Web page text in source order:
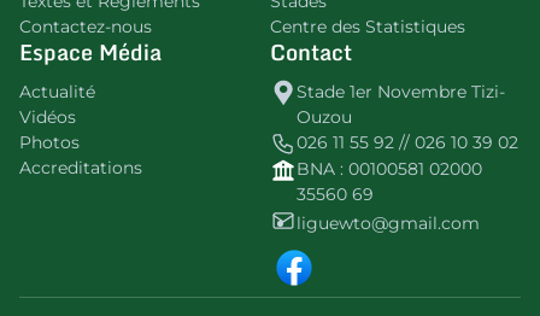
Contactez-nous
Centre des Statistiques
Espace Média
Actualité
Vidéos
Photos
Accreditations
Contact
Stade 1er Novembre Tizi-
Ouzou
026 11 55 92 // 026 10 39 02
BNA : 00100581 02000
35560 69
liguewto@gmail.com